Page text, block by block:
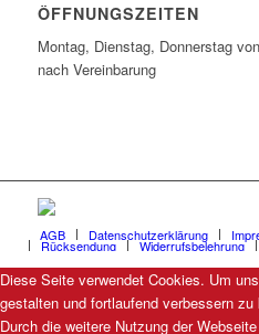
ÖFFNUNGSZEITEN
Montag, Dienstag, Donnerstag
nach Vereinbarung
AGB Datenschutzerklärung
Rücksendung Widerrufsbelehrung
Diese Seite verwendet Cookies. Um
gestalten und fortlaufend verbessern
Durch die weitere Nutzung der